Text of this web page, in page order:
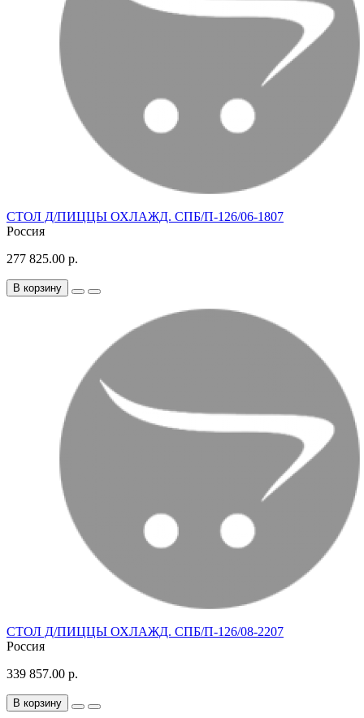
СТОЛ Д/ПИЦЦЫ ОХЛАЖД. СПБ/П-126/06-1807
Россия
277 825.00 р.
В корзину
СТОЛ Д/ПИЦЦЫ ОХЛАЖД. СПБ/П-126/08-2207
Россия
339 857.00 р.
В корзину